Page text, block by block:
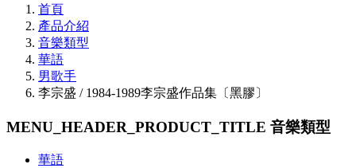
首頁
產品介紹
音樂類型
華語
男歌手
李宗盛 / 1984-1989李宗盛作品集〔黑膠〕
MENU_HEADER_PRODUCT_TITLE 音樂類型
華語